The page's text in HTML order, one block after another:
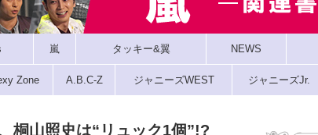
嵐 タッキー&翼 NEWS
Zone A.B.C-Z ジャニーズWEST ジャニーズJr.
桐山照史は“リュック1個”!?